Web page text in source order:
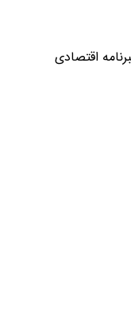
اقتصادی